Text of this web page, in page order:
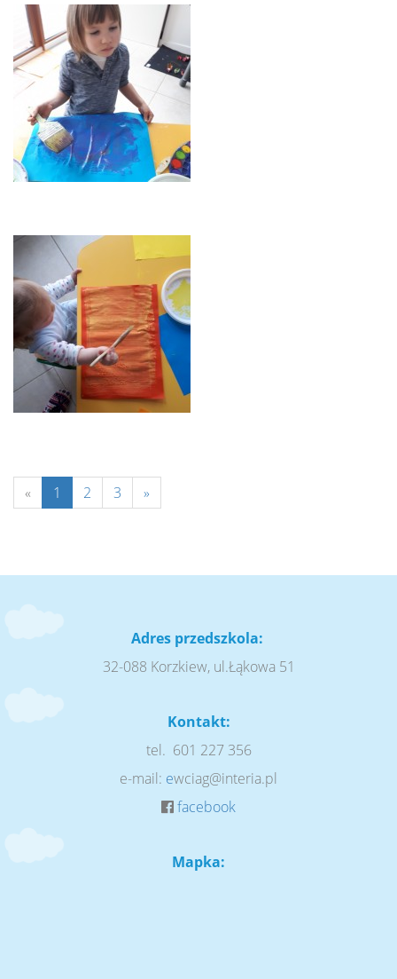
« 1 2 3 »
Adres przedszkola:
32-088 Korzkiew, ul.Łąkowa 51
Kontakt:
tel. 601 227 356
e-mail: ewciag@interia.pl
facebook
Mapka: